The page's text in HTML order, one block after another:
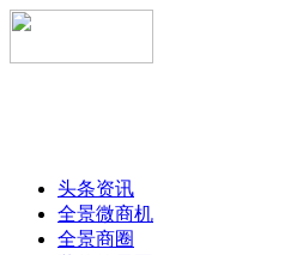
头条资讯
全景微商机
全景商圈